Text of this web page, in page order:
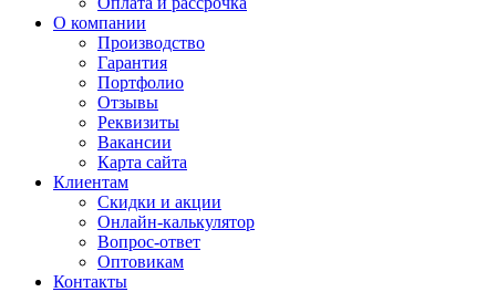
О компании
Производство
Гарантия
Портфолио
Отзывы
Реквизиты
Вакансии
Карта сайта
Клиентам
Скидки и акции
Онлайн-калькулятор
Вопрос-ответ
Оптовикам
Контакты